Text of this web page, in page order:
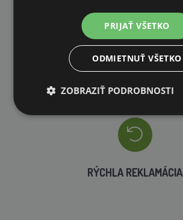
RÝCHLE DODANIE
RÝCHLA REKLAMÁCIA
PRIJAŤ VŠETKO
ODMIETNUŤ VŠETKO
ZOBRAZIŤ PODROBNOSTI